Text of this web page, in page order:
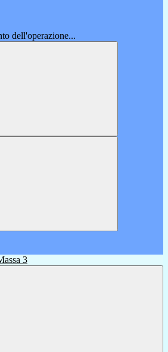
dell'operazione...